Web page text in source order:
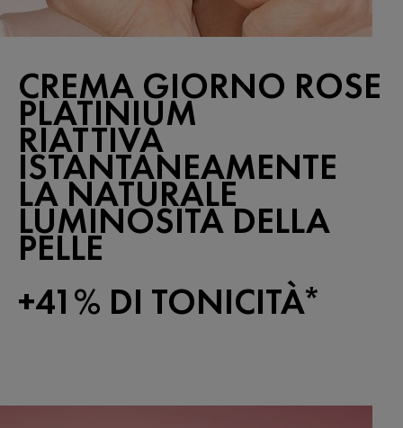
CREMA GIORNO ROSE
PLATINIUM
RIATTIVA
ISTANTANEAMENTE
LA NATURALE
LUMINOSITÀ DELLA
PELLE
+41% DI TONICITÀ*